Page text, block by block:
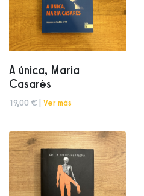
A única, Maria
Casarès
19,00 € | Ver más